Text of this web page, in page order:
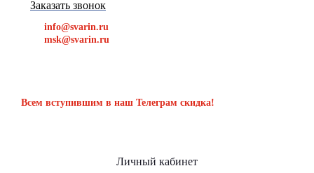
Заказать звонок
info@svarin.ru
msk@svarin.ru
Всем вступившим в наш Телеграм скидка!
Личный кабинет